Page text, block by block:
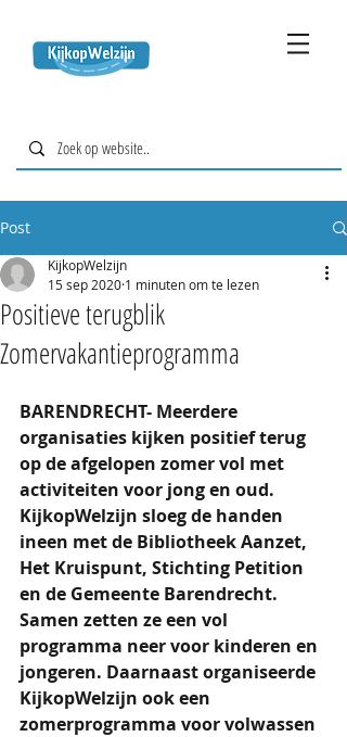
Post
Positieve terugblik
Zomervakantieprogramma
KijkopWelzijn
15 sep 2020 1 minuten om te lezen
BARENDRECHT- Meerdere
organisaties kijken positief terug
op de afgelopen zomer vol met
activiteiten voor jong en oud.
KijkopWelzijn sloeg de handen
ineen met de Bibliotheek Aanzet,
Het Kruispunt, Stichting Petition
en de Gemeente Barendrecht.
Samen zetten ze een vol
programma neer voor kinderen en
jongeren. Daarnaast organiseerde
KijkopWelzijn ook een
zomerprogramma voor volwassen